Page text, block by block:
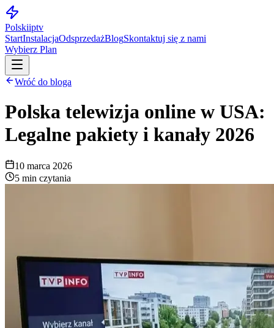
Polskiiptv
StartInstalacjaOdsprzedażBlogSkontaktuj się z nami
Wybierz Plan
Wróć do bloga
Polska telewizja online w USA:
Legalne pakiety i kanały 2026
10 marca 2026
5 min czytania